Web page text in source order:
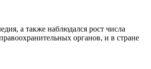
а также наблюдался рост числа
органов, и в стране